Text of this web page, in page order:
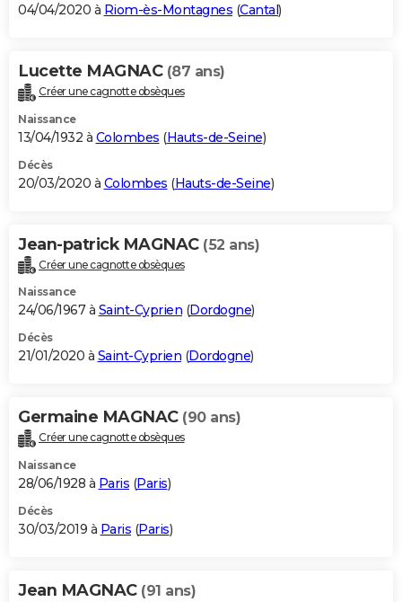
04/04/2020 à Riom-ès-Montagnes (Cantal)
Lucette MAGNAC (87 ans)
Créer une cagnotte obsèques
Naissance
13/04/1932 à Colombes (Hauts-de-Seine)
Décès
20/03/2020 à Colombes (Hauts-de-Seine)
Jean-patrick MAGNAC (52 ans)
Créer une cagnotte obsèques
Naissance
24/06/1967 à Saint-Cyprien (Dordogne)
Décès
21/01/2020 à Saint-Cyprien (Dordogne)
Germaine MAGNAC (90 ans)
Créer une cagnotte obsèques
Naissance
28/06/1928 à Paris (Paris)
Décès
30/03/2019 à Paris (Paris)
Jean MAGNAC (91 ans)